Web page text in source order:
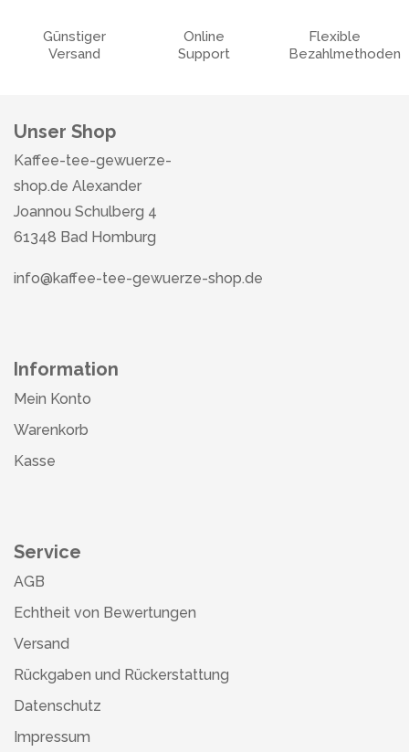
Günstiger
Versand
Online
Support
Flexible
Bezahlmethoden
Unser Shop
Kaffee-tee-gewuerze-
shop.de Alexander
Joannou Schulberg 4
61348 Bad Homburg
info@kaffee-tee-gewuerze-shop.de
Information
Mein Konto
Warenkorb
Kasse
Service
AGB
Echtheit von Bewertungen
Versand
Rückgaben und Rückerstattung
Datenschutz
Impressum